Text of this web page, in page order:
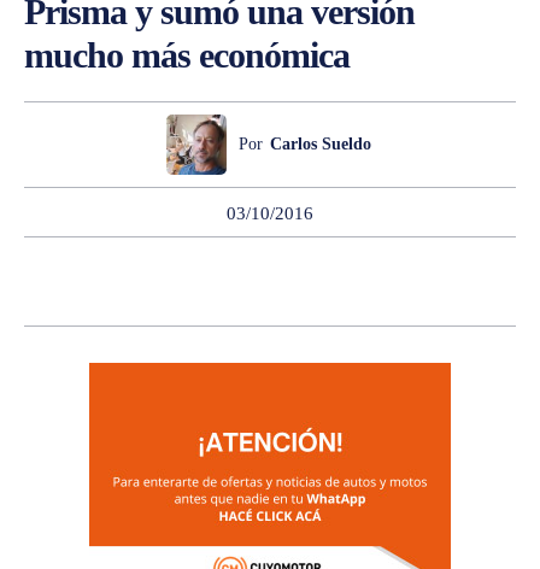
Prisma y sumó una versión
mucho más económica
Por Carlos Sueldo
03/10/2016